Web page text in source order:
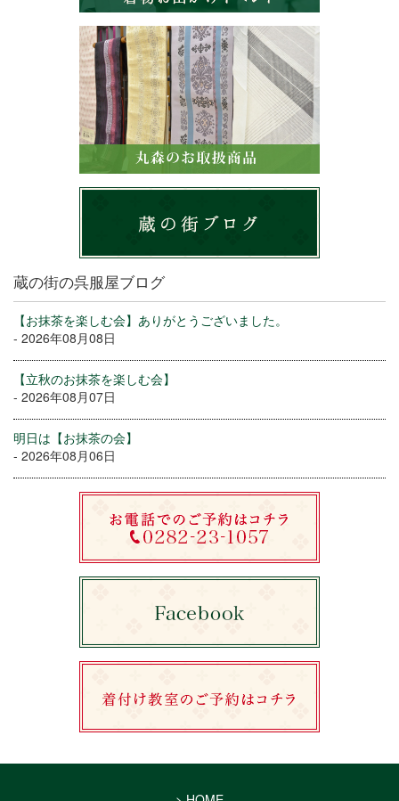
蔵の街の呉服屋ブログ
【お抹茶を楽しむ会】ありがとうございました。
- 2026年08月08日
【立秋のお抹茶を楽しむ会】
- 2026年08月07日
明日は【お抹茶の会】
- 2026年08月06日